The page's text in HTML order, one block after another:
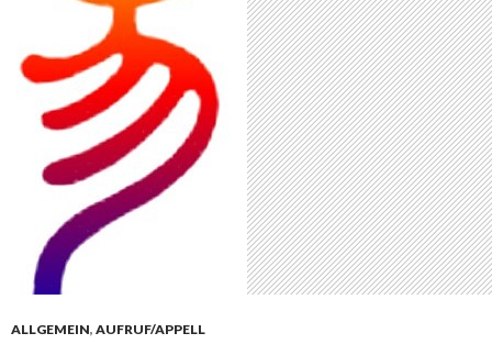
ALLGEMEIN, AUFRUF/APPELL